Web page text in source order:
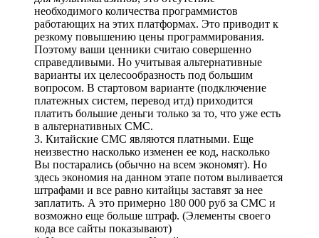
необходимого количества программистов
работающих на этих платформах. Это приводит к
резкому повышению цены программирования.
Поэтому ваши ценники считаю совершенно
справедливыми. Но учитывая альтернативные
варианты их целесообразность под большим
вопросом. В стартовом варианте (подключение
платежных систем, перевод итд) приходится
платить большие деньги только за то, что уже есть
в альтернативных СМС.
3. Китайские СМС являются платными. Еще
неизвестно насколько изменен ее код, насколько
Вы постарались (обычно на всем экономят). Но
здесь экономия на данном этапе потом выливается
штрафами и все равно китайцы заставят за нее
заплатить. А это примерно 180 000 руб за СМС и
возможно еще больше штраф. (Элементы своего
кода все сайты показывают)